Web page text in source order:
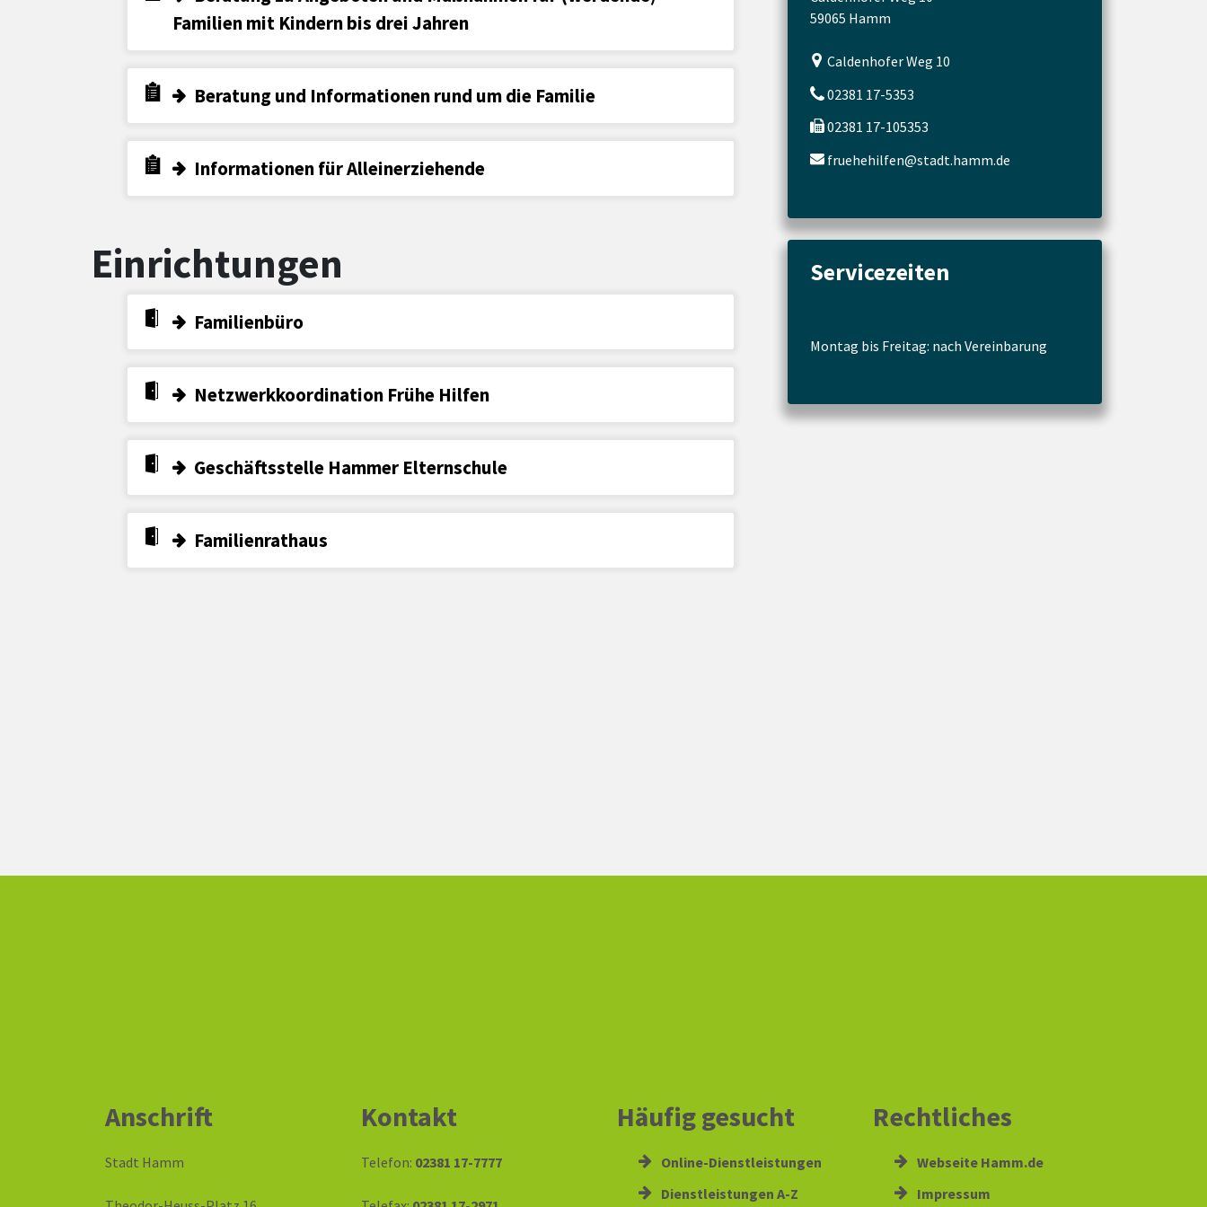
Familien mit Kindern bis drei Jahren
Beratung und Informationen rund um die Familie
Informationen für Alleinerziehende
Einrichtungen
Familienbüro
Netzwerkkoordination Frühe Hilfen
Geschäftsstelle Hammer Elternschule
Familienrathaus
59065 Hamm
Caldenhofer Weg 10
02381 17-5353
02381 17-105353
fruehehilfen@stadt.hamm.de
Servicezeiten
Montag bis Freitag: nach Vereinbarung
Anschrift
Stadt Hamm
Kontakt
Telefon: 02381 17-7777
Häufig gesucht
Online-Dienstleistungen
Dienstleistungen A-Z
Rechtliches
Webseite Hamm.de
Impressum